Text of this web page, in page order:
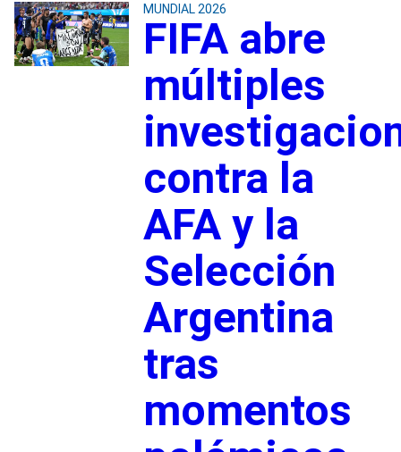
MUNDIAL 2026
FIFA abre
múltiples
contra la
AFA y la
Selección
Argentina
tras
momentos